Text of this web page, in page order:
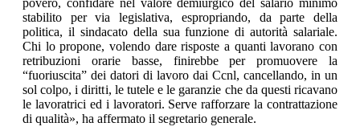
stabilito per via legislativa, espropriando, da parte della
politica, il sindacato della sua funzione di autorità salariale.
Chi lo propone, volendo dare risposte a quanti lavorano con
retribuzioni orarie basse, finirebbe per promuovere la
“fuoriuscita” dei datori di lavoro dai Ccnl, cancellando, in un
sol colpo, i diritti, le tutele e le garanzie che da questi ricavano
le lavoratrici ed i lavoratori. Serve rafforzare la contrattazione
di qualità», ha affermato il segretario generale.